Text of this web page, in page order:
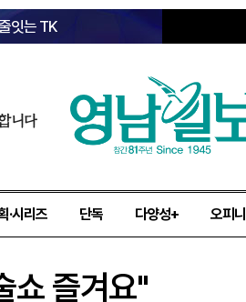
잇는 TK
니다
·시리즈 단독 다양성+ 오피
쇼 즐겨요"